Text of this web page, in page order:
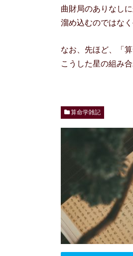
曲財局のありなしに
溜め込むのではな
なお、先ほど、「
こうした星の組み
算命学雑記